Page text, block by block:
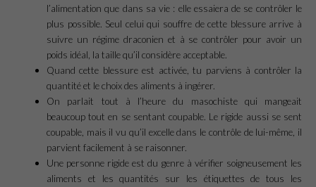
l’alimentation que dans sa vie : elle essaiera de se contrôler le
plus possible. Seul celui qui souffre de cette blessure arrive à
suivre un régime draconien et à se contrôler pour avoir un
poids idéal, la taille qu’il considère acceptable.
Quand cette blessure est activée, tu parviens à contrôler la
quantité et le choix des aliments à ingérer.
On parlait tout à l’heure du masochiste qui mangeait
beaucoup tout en se sentant coupable. Le rigide aussi se sent
coupable, mais il vu qu’il excelle dans le contrôle de lui-même, il
parvient facilement à se raisonner.
Une personne rigide est du genre à vérifier soigneusement les
aliments et les quantités sur les étiquettes de tous les